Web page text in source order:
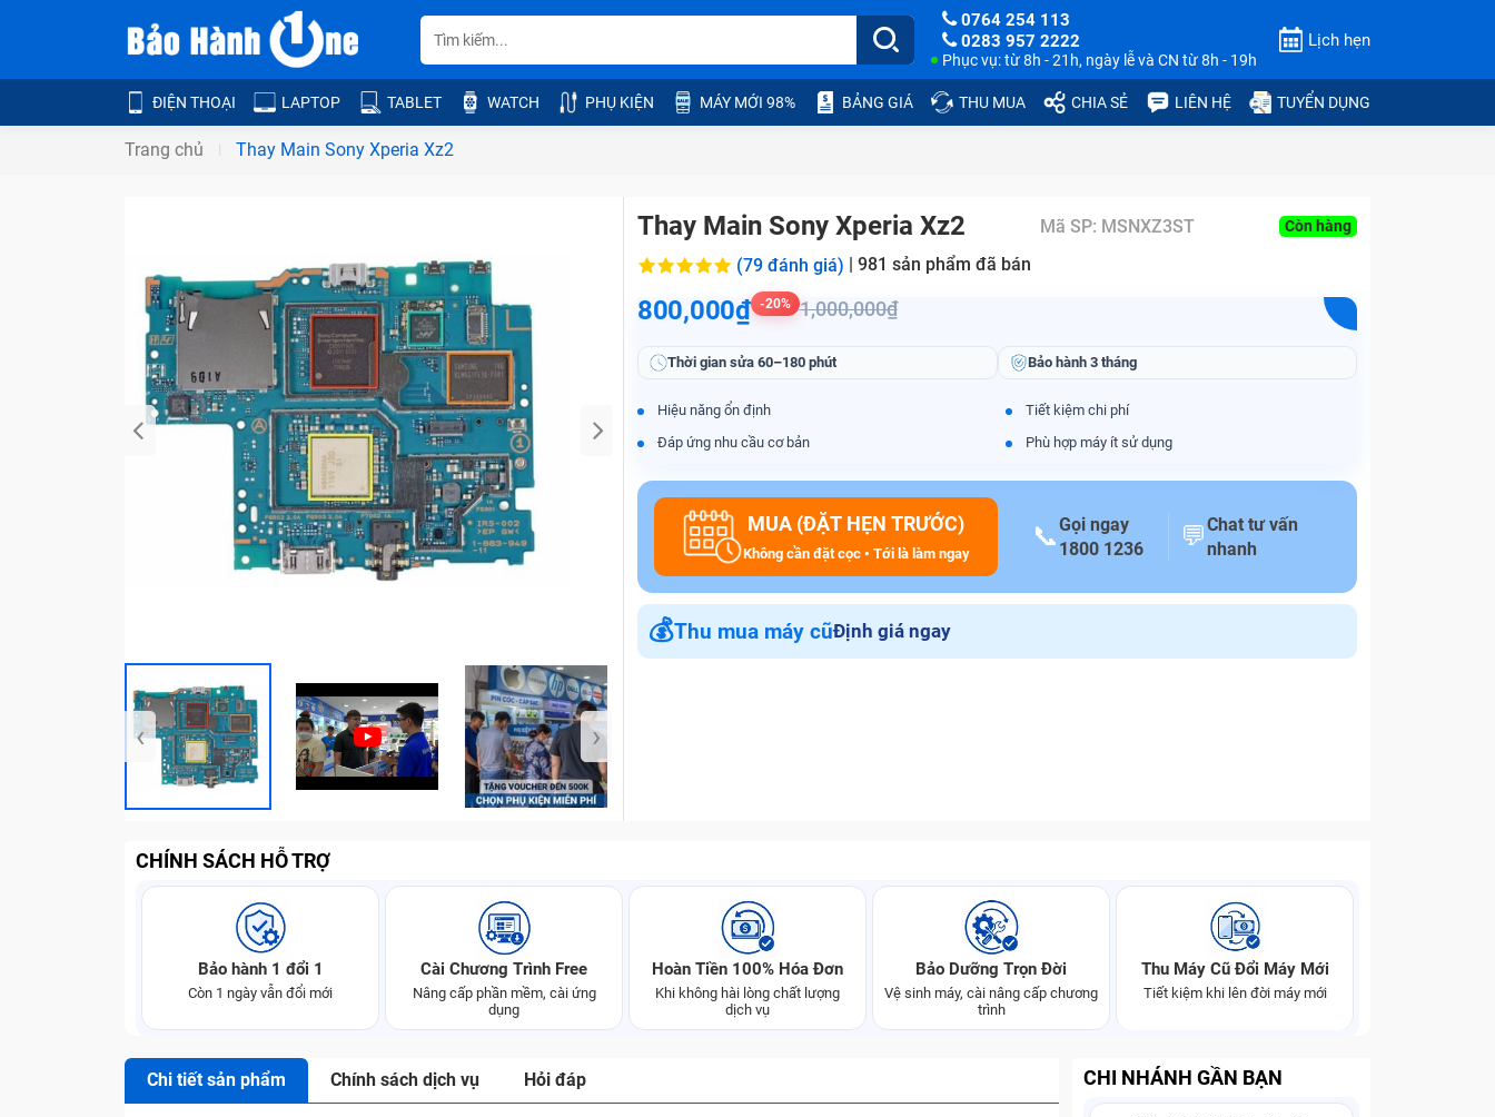
0764 254 113
0283 957 2222
Phục vụ: từ 8h - 21h, ngày lễ và CN từ 8h - 19h
Lịch hẹn
ĐIỆN THOẠI LAPTOP TABLET WATCH PHỤ KIỆN MÁY MỚI 98% BẢNG GIÁ THU MUA CHIA SẺ LIÊN HỆ TUYỂN DỤNG
Trang chủ Thay Main Sony Xperia Xz2
Bảo Hành One
‹ ›
Thay Main Sony Xperia Xz2 Mã SP: MSNXZ3ST Còn hàng
(79 đánh giá) | 981 sản phẩm đã bán
800,000₫ -20% 1,000,000₫
Thời gian sửa 60–180 phút Bảo hành 3 tháng
Hiệu năng ổn định
Đáp ứng nhu cầu cơ bản
Tiết kiệm chi phí
Phù hợp máy ít sử dụng
MUA (ĐẶT HẸN TRƯỚC)
Không cần đặt cọc • Tới là làm ngay
📞Gọi ngay
1800 1236
💬Chat tư vấn
nhanh
💰Thu mua máy cũĐịnh giá ngay
CHÍNH SÁCH HỖ TRỢ
Bảo hành 1 đổi 1
Còn 1 ngày vẫn đổi mới
Cài Chương Trình Free
Nâng cấp phần mềm, cài ứng
dụng
Hoàn Tiền 100% Hóa Đơn
Khi không hài lòng chất lượng
dịch vụ
Bảo Dưỡng Trọn Đời
Vệ sinh máy, cài nâng cấp chương
trình
Thu Máy Cũ Đổi Máy Mới
Tiết kiệm khi lên đời máy mới
Chi tiết sản phẩm Chính sách dịch vụ Hỏi đáp CHI NHÁNH GẦN BẠN